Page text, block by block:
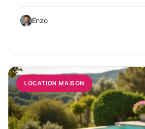
Enzo
LOCATION MAISON